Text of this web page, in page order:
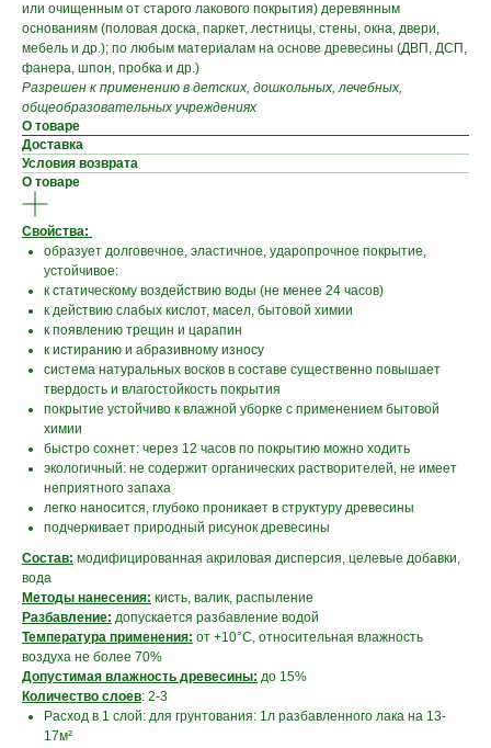
или очищенным от старого лакового покрытия) деревянным
основаниям (половая доска, паркет, лестницы, стены, окна, двери,
мебель и др.); по любым материалам на основе древесины (ДВП, ДСП,
фанера, шпон, пробка и др.)
Разрешен к применению в детских, дошкольных, лечебных,
общеобразовательных учреждениях
О товаре
Доставка
Условия возврата
О товаре
Свойства:
образует долговечное, эластичное, ударопрочное покрытие,
устойчивое:
к статическому воздействию воды (не менее 24 часов)
к действию слабых кислот, масел, бытовой химии
к появлению трещин и царапин
к истиранию и абразивному износу
система натуральных восков в составе существенно повышает
твердость и влагостойкость покрытия
покрытие устойчиво к влажной уборке с применением бытовой
химии
быстро сохнет: через 12 часов по покрытию можно ходить
экологичный: не содержит органических растворителей, не имеет
неприятного запаха
легко наносится, глубоко проникает в структуру древесины
подчеркивает природный рисунок древесины
Состав: модифицированная акриловая дисперсия, целевые добавки,
вода
Методы нанесения: кисть, валик, распыление
Разбавление: допускается разбавление водой
Температура применения: от +10°С, относительная влажность
воздуха не более 70%
Допустимая влажность древесины: до 15%
Количество слоев: 2-3
Расход в 1 слой: для грунтования: 1л разбавленного лака на 13-
17м²